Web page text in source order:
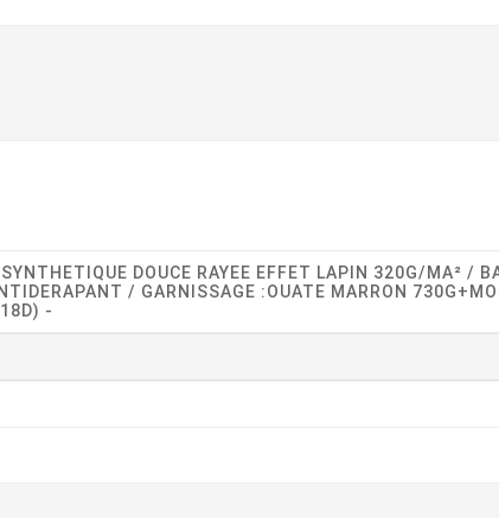
SYNTHETIQUE DOUCE RAYEE EFFET LAPIN 320G/MA² /
/ GARNISSAGE :OUATE MARRON
-